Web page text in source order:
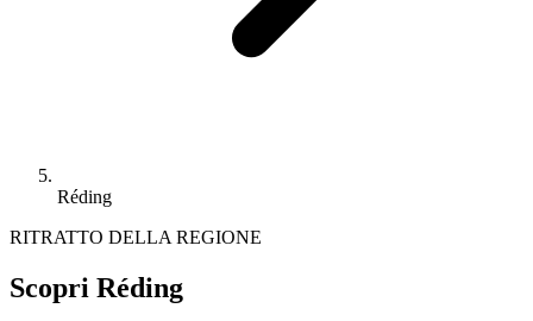
Réding
RITRATTO DELLA REGIONE
Scopri Réding